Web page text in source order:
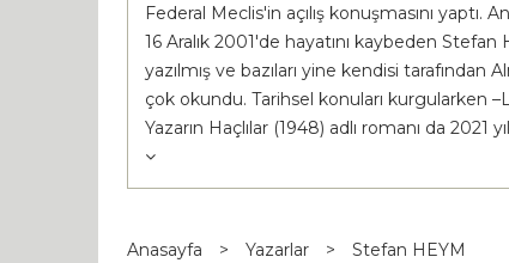
Federal Meclis'in açılış konuşmasını
16 Aralık 2001'de hayatını kaybeden
yazılmış ve bazıları yine kendisi
çok okundu. Tarihsel konuları kurgularken
Yazarın Haçlılar (1948) adlı romanı da 2021
Anasayfa > Yazarlar > Stefan HEYM